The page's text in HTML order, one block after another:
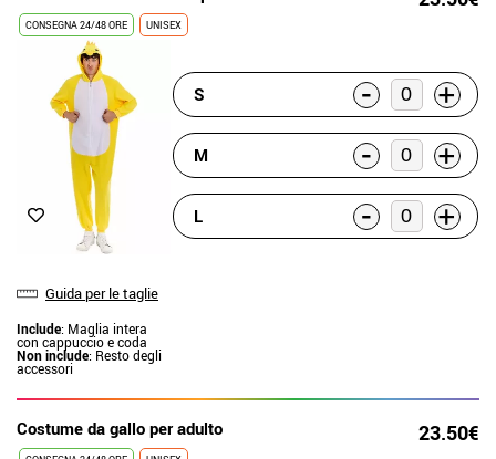
CONSEGNA 24/48 ORE UNISEX
Guida per le taglie
Include: Maglia intera
con cappuccio e coda
Non include: Resto degli
accessori
S - +
M - +
L - +
Costume da gallo per adulto 23.50€